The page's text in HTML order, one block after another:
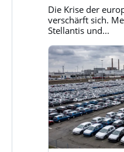
Bluesky
ansehen
Die Krise der
verschärft sich.
Stellantis und...